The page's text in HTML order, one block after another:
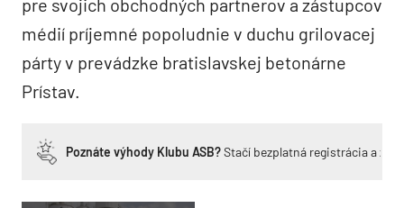
pre svojich obchodných partnerov a zástupcov
médií príjemné popoludnie v duchu grilovacej
párty v prevádzke bratislavskej betonárne
Prístav.
Poznáte výhody Klubu ASB?Stačí bezplatná registrácia a